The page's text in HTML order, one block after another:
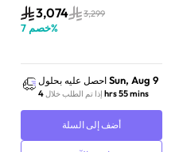
عدسة باور زوم 16–50mm
| أسود
3,074 3,299
خصم 7 %
احصل عليه بحلول Sun, Aug 9
إذا تم الطلب خلال 4 hrs 55 mins
أضف إلى السلة